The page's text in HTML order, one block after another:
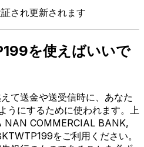
され更新されます
を使えばいいで
て送金や送受信時に、あなた
うにするために使われます。上
NAN COMMERCIAL BANK,
をご利用ください。